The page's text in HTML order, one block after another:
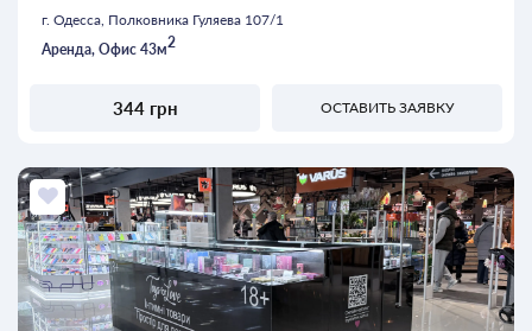
г. Одесса, Полковника Гуляева 107/1
Аренда, Офис 43м2
344 грн ОСТАВИТЬ ЗАЯВКУ